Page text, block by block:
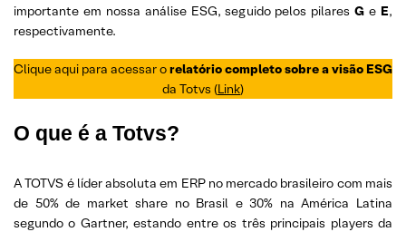
importante em nossa análise ESG, seguido pelos pilaresG e E,
respectivamente.
Clique aqui para acessar orelatório completo sobre a visão ESG
da Totvs (Link)
O que é a Totvs?
A TOTVS é líder absoluta em ERP no mercado brasileiro com mais
de 50% de market share no Brasil e 30% na América Latina
segundo o Gartner, estando entre os três principais players da